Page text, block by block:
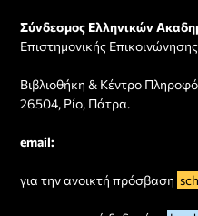
Σύνδεσμος Ελληνικών
Επιστημονικής Επικοινώνησης
Βιβλιοθήκη & Κέντρο
26504, Ρίο, Πάτρα.
email:
για την ανοικτή πρόσβαση